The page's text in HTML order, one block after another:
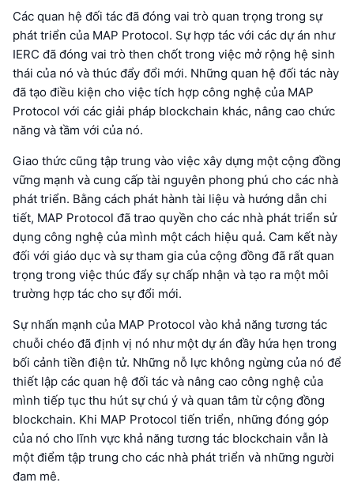
Các quan hệ đối tác đã đóng vai trò quan trọng trong sự
phát triển của MAP Protocol. Sự hợp tác với các dự án như
IERC đã đóng vai trò then chốt trong việc mở rộng hệ sinh
thái của nó và thúc đẩy đổi mới. Những quan hệ đối tác này
đã tạo điều kiện cho việc tích hợp công nghệ của MAP
Protocol với các giải pháp blockchain khác, nâng cao chức
năng và tầm với của nó.
Giao thức cũng tập trung vào việc xây dựng một cộng đồng
vững mạnh và cung cấp tài nguyên phong phú cho các nhà
phát triển. Bằng cách phát hành tài liệu và hướng dẫn chi
tiết, MAP Protocol đã trao quyền cho các nhà phát triển sử
dụng công nghệ của mình một cách hiệu quả. Cam kết này
đối với giáo dục và sự tham gia của cộng đồng đã rất quan
trọng trong việc thúc đẩy sự chấp nhận và tạo ra một môi
trường hợp tác cho sự đổi mới.
Sự nhấn mạnh của MAP Protocol vào khả năng tương tác
chuỗi chéo đã định vị nó như một dự án đầy hứa hẹn trong
bối cảnh tiền điện tử. Những nỗ lực không ngừng của nó để
thiết lập các quan hệ đối tác và nâng cao công nghệ của
mình tiếp tục thu hút sự chú ý và quan tâm từ cộng đồng
blockchain. Khi MAP Protocol tiến triển, những đóng góp
của nó cho lĩnh vực khả năng tương tác blockchain vẫn là
một điểm tập trung cho các nhà phát triển và những người
đam mê.